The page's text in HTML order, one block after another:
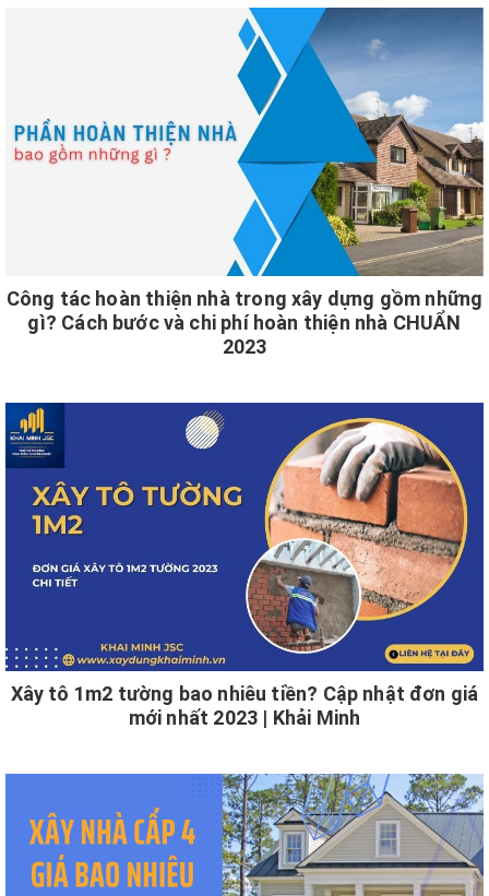
Công tác hoàn thiện nhà trong xây dựng gồm những
gì? Cách bước và chi phí hoàn thiện nhà CHUẨN
2023
Xây tô 1m2 tường bao nhiêu tiền? Cập nhật đơn giá
mới nhất 2023 | Khải Minh